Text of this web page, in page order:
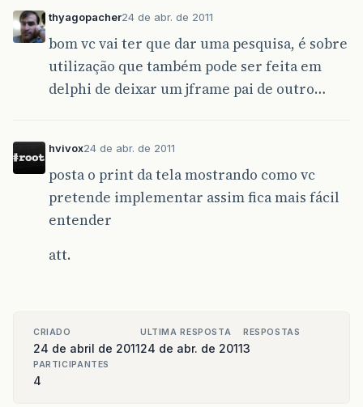
thyagopacher24 de abr. de 2011
bom vc vai ter que dar uma pesquisa, é sobre
utilização que também pode ser feita em
delphi de deixar um jframe pai de outro…
hvivox24 de abr. de 2011
posta o print da tela mostrando como vc
pretende implementar assim fica mais fácil
entender
att.
CRIADO
24 de abril de 2011
ULTIMA RESPOSTA
24 de abr. de 2011
RESPOSTAS
3
PARTICIPANTES
4